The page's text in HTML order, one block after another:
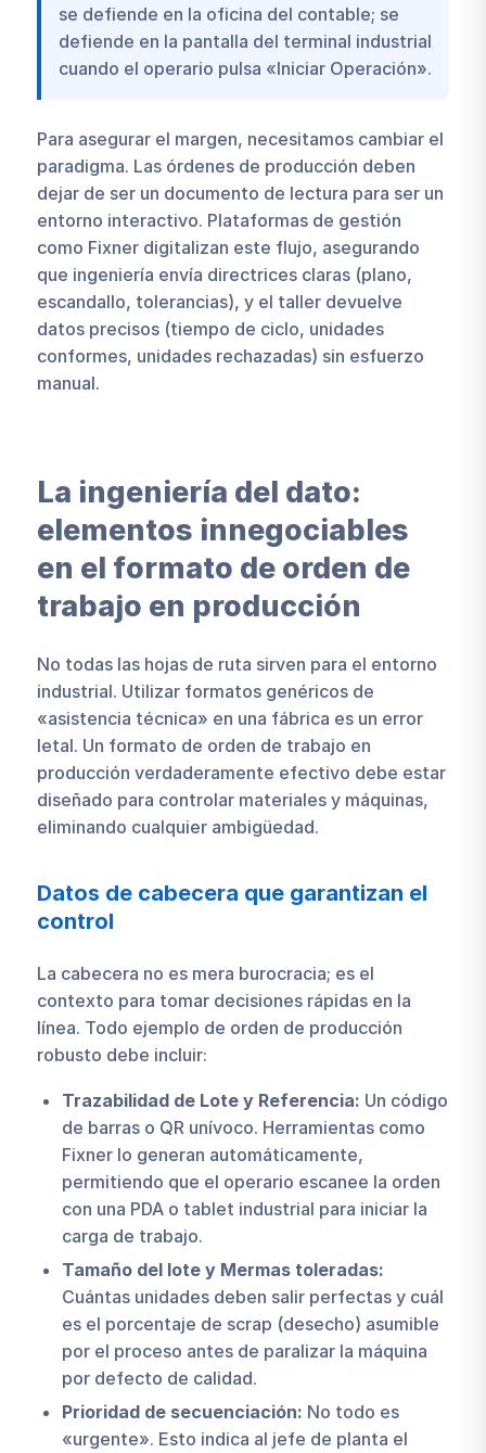
se defiende en la oficina del contable; se
defiende en la pantalla del terminal industrial
cuando el operario pulsa «Iniciar Operación».
Para asegurar el margen, necesitamos cambiar el
paradigma. Las órdenes de producción deben
dejar de ser un documento de lectura para ser un
entorno interactivo. Plataformas de gestión
como Fixner digitalizan este flujo, asegurando
que ingeniería envía directrices claras (plano,
escandallo, tolerancias), y el taller devuelve
datos precisos (tiempo de ciclo, unidades
conformes, unidades rechazadas) sin esfuerzo
manual.
La ingeniería del dato:
elementos innegociables
en el formato de orden de
trabajo en producción
No todas las hojas de ruta sirven para el entorno
industrial. Utilizar formatos genéricos de
«asistencia técnica» en una fábrica es un error
letal. Un formato de orden de trabajo en
producción verdaderamente efectivo debe estar
diseñado para controlar materiales y máquinas,
eliminando cualquier ambigüedad.
Datos de cabecera que garantizan el
control
La cabecera no es mera burocracia; es el
contexto para tomar decisiones rápidas en la
línea. Todo ejemplo de orden de producción
robusto debe incluir:
Trazabilidad de Lote y Referencia: Un código
de barras o QR unívoco. Herramientas como
Fixner lo generan automáticamente,
permitiendo que el operario escanee la orden
con una PDA o tablet industrial para iniciar la
carga de trabajo.
Tamaño del lote y Mermas toleradas:
Cuántas unidades deben salir perfectas y cuál
es el porcentaje de scrap (desecho) asumible
por el proceso antes de paralizar la máquina
por defecto de calidad.
Prioridad de secuenciación: No todo es
«urgente». Esto indica al jefe de planta el